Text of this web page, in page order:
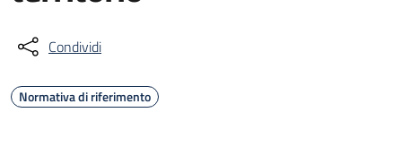
Condividi
Normativa di riferimento